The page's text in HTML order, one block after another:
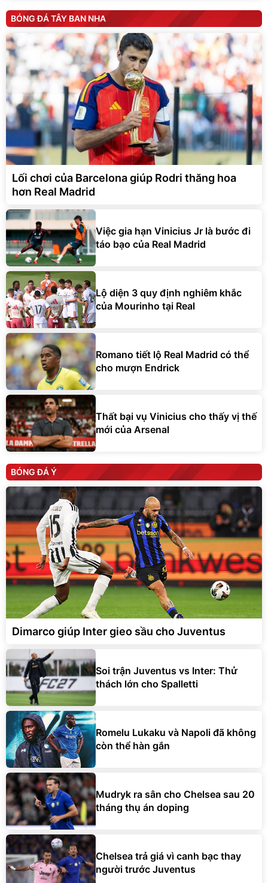
BÓNG ĐÁ TÂY BAN NHA
Lối chơi của Barcelona giúp Rodri thăng hoa
hơn Real Madrid
Việc gia hạn Vinicius Jr là bước đi
táo bạo của Real Madrid
Lộ diện 3 quy định nghiêm khắc
của Mourinho tại Real
Romano tiết lộ Real Madrid có thể
cho mượn Endrick
Thất bại vụ Vinicius cho thấy vị thế
mới của Arsenal
BÓNG ĐÁ Ý
Dimarco giúp Inter gieo sầu cho Juventus
Soi trận Juventus vs Inter: Thử
thách lớn cho Spalletti
Romelu Lukaku và Napoli đã không
còn thể hàn gắn
Mudryk ra sân cho Chelsea sau 20
tháng thụ án doping
Chelsea trả giá vì canh bạc thay
người trước Juventus